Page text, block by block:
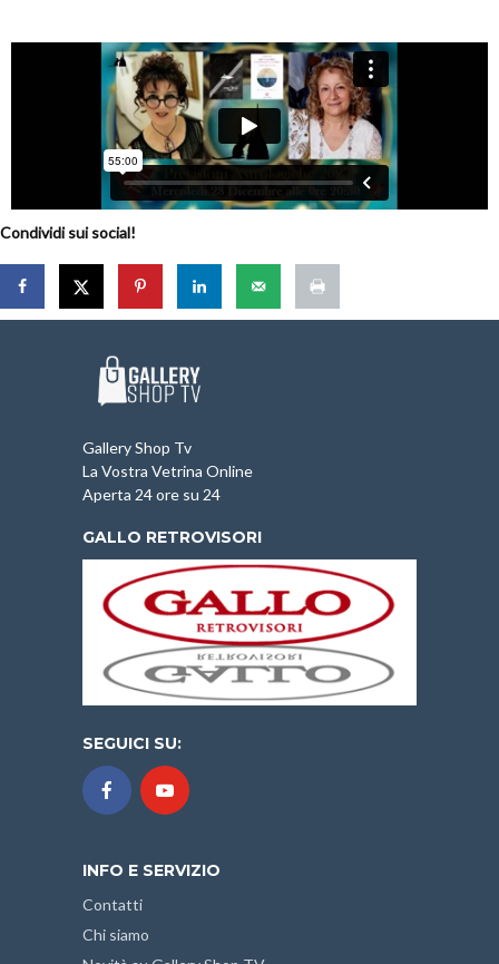
Condividi sui social!
Gallery Shop Tv
La Vostra Vetrina Online
Aperta 24 ore su 24
GALLO RETROVISORI
SEGUICI SU:
INFO E SERVIZIO
Contatti
Chi siamo